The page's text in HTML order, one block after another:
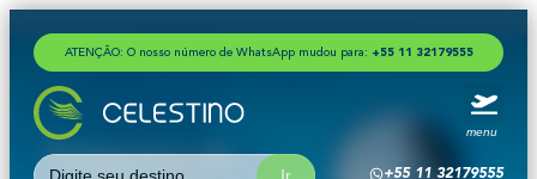
ATENÇÃO: O nosso número de WhatsApp mudou para: + 55 1 1 321 79555
menu
Search
+55 11 32179555
Programa de